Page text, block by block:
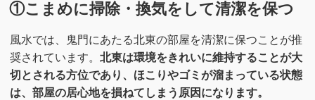
①こまめに掃除・換気をして清潔を保つ
風水では、鬼門にあたる北東の部屋を清潔に保つことが推
奨されています。 北東は環境をきれいに維持することが大
切とされる方位であり、ほこりやゴミが溜まっている状態
は、部屋の居心地を損ねてしまう原因になります。